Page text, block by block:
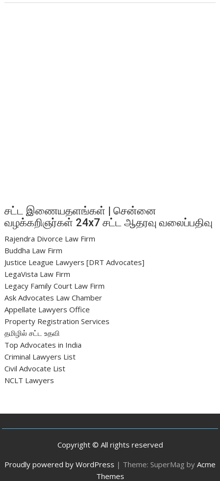
சட்ட இணையதளங்கள் | சென்னை
வழக்கறிஞர்கள் 24x7 சட்ட ஆதரவு வலைப்பதிவு
Rajendra Divorce Law Firm
Buddha Law Firm
Justice League Lawyers [DRT Advocates]
LegaVista Law Firm
Legacy Family Court Law Firm
Ask Advocates Law Chamber
Appellate Lawyers Office
Property Registration Services
தமிழில் சட்ட உதவி
Top Advocates in India
Criminal Lawyers List
Civil Advocate List
NCLT Lawyers
Copyright © All rights reserved
Proudly powered by WordPress | Theme: SuperMag by Acme
Themes